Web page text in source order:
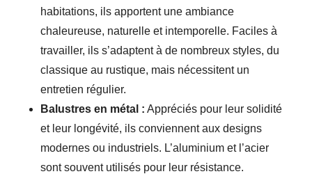
habitations, ils apportent une ambiance
chaleureuse, naturelle et intemporelle. Faciles à
travailler, ils s’adaptent à de nombreux styles, du
classique au rustique, mais nécessitent un
entretien régulier.
Balustres en métal : Appréciés pour leur solidité
et leur longévité, ils conviennent aux designs
modernes ou industriels. L’aluminium et l’acier
sont souvent utilisés pour leur résistance.